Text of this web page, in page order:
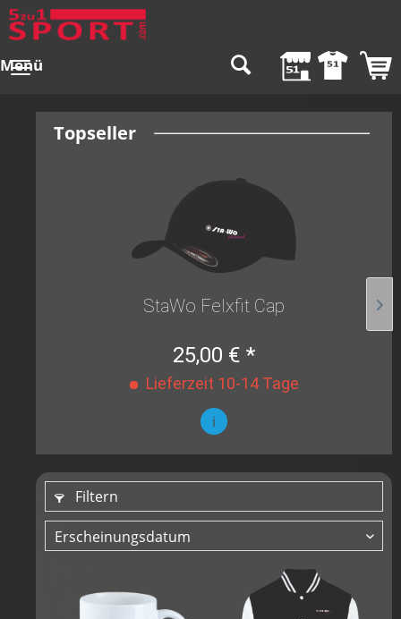
Menü
Topseller
StaWo Felxfit Cap
25,00 € *
Lieferzeit 10-14 Tage
i
Filtern